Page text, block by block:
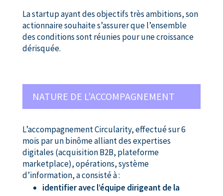
La startup ayant des objectifs très ambitions, son
actionnaire souhaite s’assurer que l’ensemble
des conditions sont réunies pour une croissance
dérisquée.
NATURE DE L’ACCOMPAGNEMENT
L’accompagnement Circularity, effectué sur 6
mois par un binôme alliant des expertises
digitales (acquisition B2B, plateforme
marketplace), opérations, système
d’information, a consisté à :
identifier avec l’équipe dirigeant de la